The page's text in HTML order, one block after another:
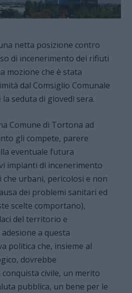
netta posizione contro
di incenerimento dei rifiuti
mozione che è stata
dal Comsiglio Comunale
seduta di giovedì sera.
Comune di Tortona ad
gli compete, parere
eventuale futura
impianti di incenerimento
che urbani, pericolosi e non
dei problemi sanitari ed
scelte comportano),
del territorio e
a questa
politica che, insieme al
dovrebbe
civile, un merito
pubblica, un bene per le